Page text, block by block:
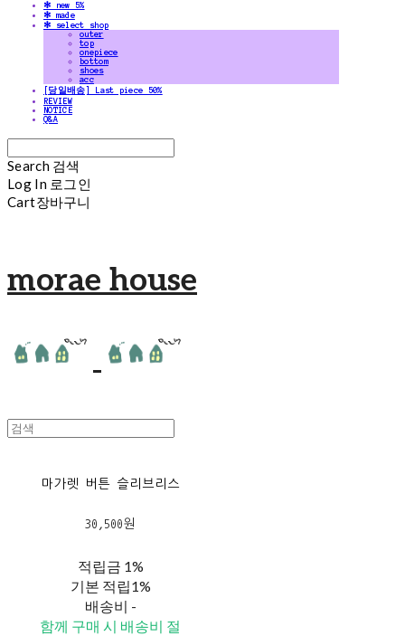
✻ new 5%
✻ made
✻ select shop
outer
top
onepiece
bottom
shoes
acc
[당일배송] Last piece 50%
REVIEW
NOTICE
Q&A
Search 검색
Log In 로그인
Cart장바구니
morae house
마가렛 버튼 슬리브리스
30,500원
적립금 1%
기본 적립1%
배송비 -
함께 구매 시 배송비 절